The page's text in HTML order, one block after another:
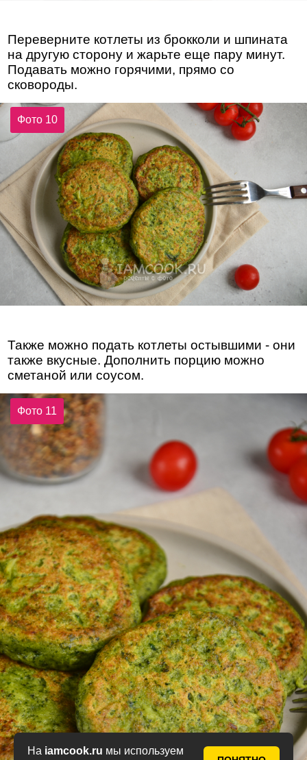
На iamcook.ru мы используем
Переверните котлеты из брокколи и шпината
на другую сторону и жарьте еще пару минут.
Подавать можно горячими, прямо со
сковороды.
Фото 10
Также можно подать котлеты остывшими - они
также вкусные. Дополнить порцию можно
сметаной или соусом.
Фото 11